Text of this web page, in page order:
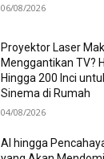
06/08/2026
Proyektor Laser
Menggantikan TV?
Hingga 200 Inci
Sinema di Rumah
04/08/2026
AI hingga